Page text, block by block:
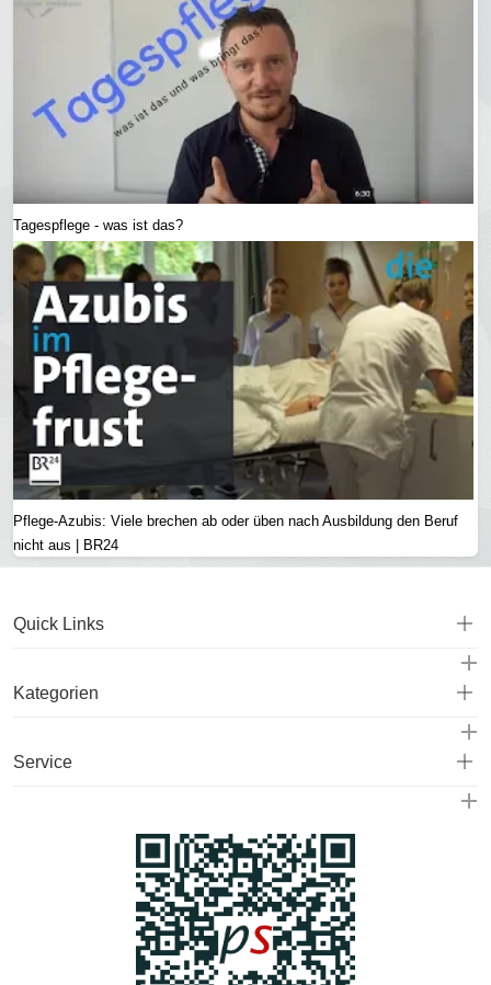
Tagespflege - was ist das?
Pflege-Azubis: Viele brechen ab oder üben nach Ausbildung den Beruf
nicht aus | BR24
Quick Links
Kategorien
Service